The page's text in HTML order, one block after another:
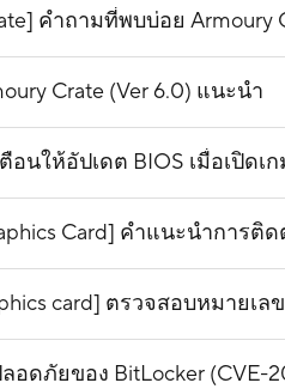
คำถามที่พบบ่อย Armoury
Crate (Ver 6.0) แนะนำ
นให้อัปเดต BIOS เมื่อเปิดเก
Card] คำแนะนำการติ
card] ตรวจสอบหมายเล
อดภัยของ BitLocker (CVE-